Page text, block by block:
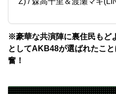
※豪華な共演陣に裏住民もど
としてAKB48が選ばれたこ
奮！